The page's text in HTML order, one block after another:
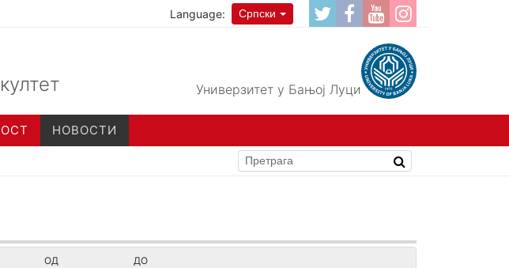
Language: Српски
Универзитет у Бањој Луци
НОВОСТИ
ОД ДО